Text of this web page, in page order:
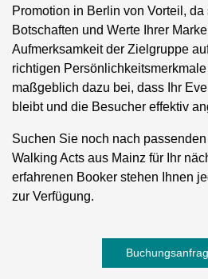
Promotion in Berlin von Vorteil,
Botschaften und Werte Ihrer
Aufmerksamkeit der Zielgruppe
richtigen
maßgeblich dazu bei, dass Ihr
bleibt und die Besucher effektiv
Suchen Sie noch nach
Walking Acts aus Mainz für Ihr
erfahrenen Booker stehen Ihnen
zur Verfügung.